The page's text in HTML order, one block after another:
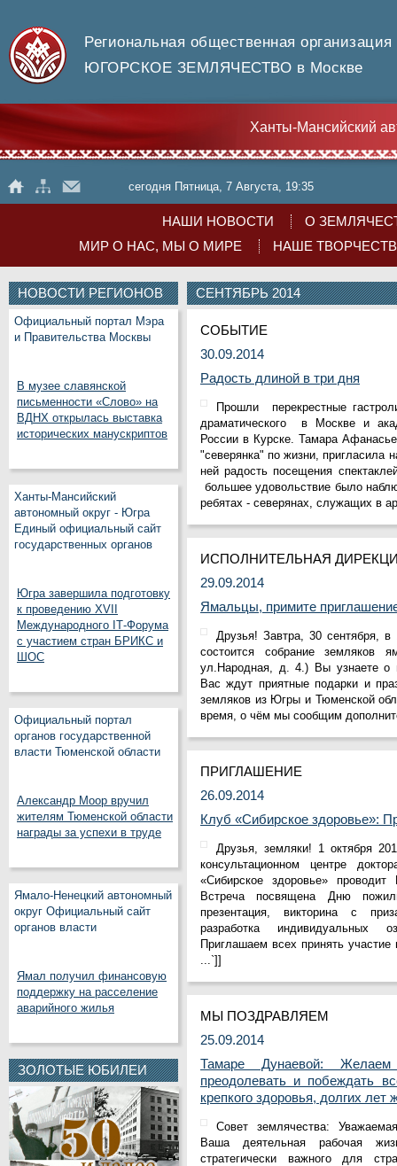
Региональная общественная организация
ЮГОРСКОЕ ЗЕМЛЯЧЕСТВО в Москве
Ханты-Мансийский
сегодня Пятница, 7 Августа, 19:35
НАШИ НОВОСТИ
О
МИР О НАС, МЫ О МИРЕ
НАШЕ
НОВОСТИ РЕГИОНОВ
Официальный портал Мэра
и Правительства Москвы
В музее славянской
письменности «Слово» на
ВДНХ открылась выставка
исторических манускриптов
Ханты-Мансийский
автономный округ - Югра
Единый официальный сайт
государственных органов
Югра завершила подготовку
к проведению XVII
Международного IT‑Форума
с участием стран БРИКС и
ШОС
Официальный портал
органов государственной
власти Тюменской области
Александр Моор вручил
жителям Тюменской области
награды за успехи в труде
Ямало-Ненецкий автономный
округ Официальный сайт
органов власти
Ямал получил финансовую
поддержку на расселение
аварийного жилья
ЗОЛОТЫЕ ЮБИЛЕИ
СЕНТЯБРЬ 2014
СОБЫТИЕ
30.09.2014
Радость длиной в три дня
Прошли перекрестные
драматического в Москве и
России в Курске. Тамара
"северянка" по жизни, пригласила
ней радость посещения
большее удовольствие было
ребятах - северянах, служащих в
ИСПОЛНИТЕЛЬНАЯ
29.09.2014
Ямальцы, примите
Друзья! Завтра, 30 сентября,
состоится собрание земляков
ул.Народная, д. 4.) Вы узнаете о
Вас ждут приятные подарки и
земляков из Югры и Тюменской
время, о чём мы сообщим
ПРИГЛАШЕНИЕ
26.09.2014
Клуб «Сибирское здоровье»:
Друзья, земляки! 1 октября
консультационном центре
«Сибирское здоровье»
Встреча посвящена Дню
презентация, викторина с
разработка индивидуальных
Приглашаем всех принять
...`]]
МЫ ПОЗДРАВЛЯЕМ
25.09.2014
Тамаре Дунаевой:
преодолевать и побеждать
крепкого здоровья, долгих лет
Совет землячества:
Ваша деятельная рабочая
стратегически важного для